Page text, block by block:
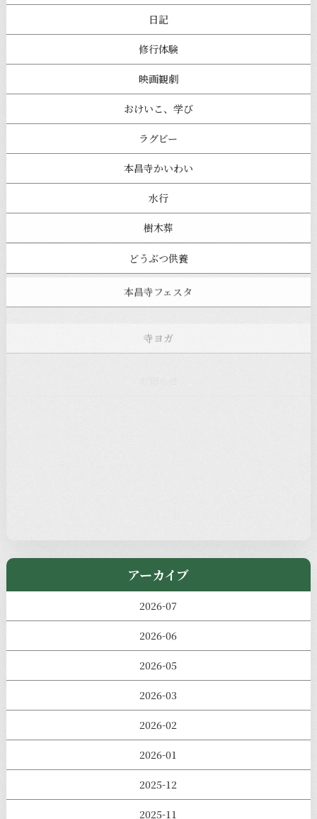
日記
修行体験
映画観劇
おけいこ、学び
ラグビー
本昌寺かいわい
水行
樹木葬
どうぶつ供養
本昌寺フェスタ
お知らせ
きのえねまるしぇ
アーカイブ
2026-07
2026-06
2026-05
2026-03
2026-02
2026-01
2025-12
2025-11